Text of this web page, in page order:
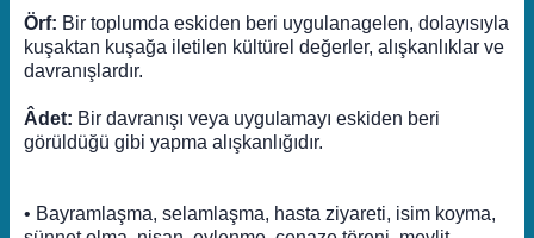
Örf: Bir toplumda eskiden beri uygulanagelen, dolayısıyla
kuşaktan kuşağa iletilen kültürel değerler, alışkanlıklar ve
davranışlardır.
Âdet: Bir davranışı veya uygulamayı eskiden beri
görüldüğü gibi yapma alışkanlığıdır.
• Bayramlaşma, selamlaşma, hasta ziyareti, isim koyma,